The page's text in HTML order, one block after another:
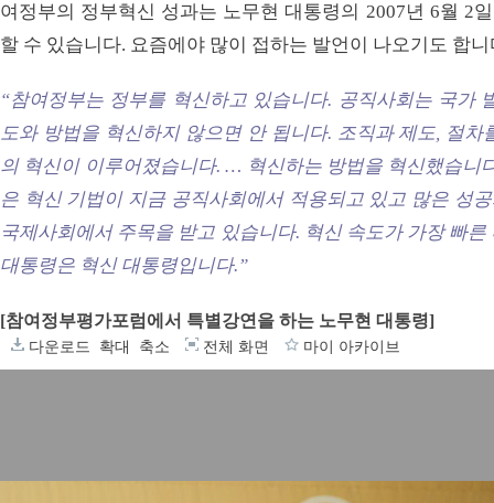
여정부의 정부혁신 성과는 노무현 대통령의 2007년 6월 2
할 수 있습니다. 요즘에야 많이 접하는 발언이 나오기도 합니
“참여정부는 정부를 혁신하고 있습니다. 공직사회는 국가
도와 방법을 혁신하지 않으면 안 됩니다. 조직과 제도, 절
의 혁신이 이루어졌습니다. … 혁신하는 방법을 혁신했습니
은 혁신 기법이 지금 공직사회에서 적용되고 있고 많은 성
국제사회에서 주목을 받고 있습니다. 혁신 속도가 가장 빠
대통령은 혁신 대통령입니다.”
[참여정부평가포럼에서 특별강연을 하는 노무현 대통령]
다운로드 확대 축소 전체 화면 마이 아카이브